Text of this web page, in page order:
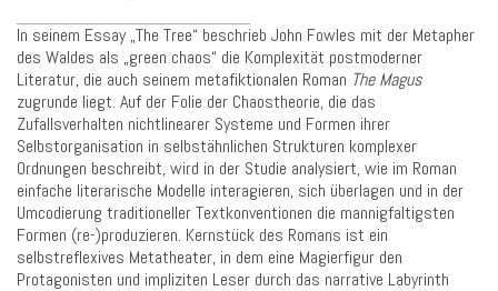
In seinem Essay „The Tree“ beschrieb John Fowles mit der Metapher
des Waldes als „green chaos“ die Komplexität postmoderner
Literatur, die auch seinem metafiktionalen Roman The Magus
zugrunde liegt. Auf der Folie der Chaostheorie, die das
Zufallsverhalten nichtlinearer Systeme und Formen ihrer
Selbstorganisation in selbstähnlichen Strukturen komplexer
Ordnungen beschreibt, wird in der Studie analysiert, wie im Roman
einfache literarische Modelle interagieren, sich überlagen und in der
Umcodierung traditioneller Textkonventionen die mannigfaltigsten
Formen (re-)produzieren. Kernstück des Romans ist ein
selbstreflexives Metatheater, in dem eine Magierfigur den
Protagonisten und impliziten Leser durch das narrative Labyrinth